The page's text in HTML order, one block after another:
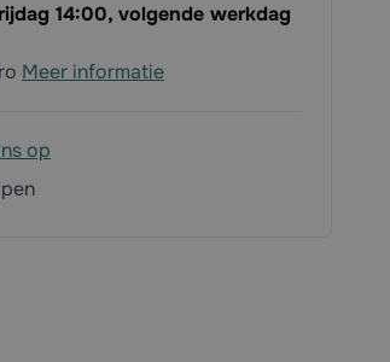
14:00, volgende werkdag
Meer informatie
op